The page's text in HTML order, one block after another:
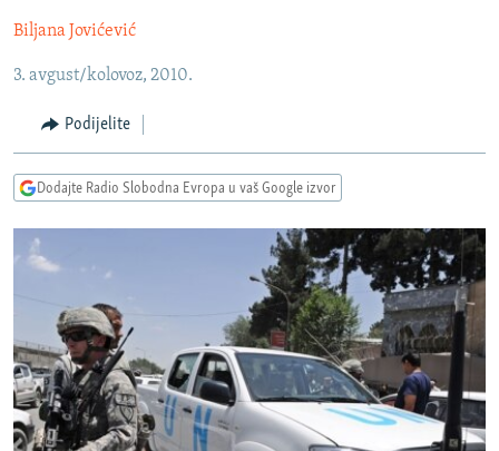
na
navigaciju
Pređite
pretragu
KOSOVO
CRNA GORA
VIZUELNO
FOTOGALERIJE
PODCASTI
RAT U UKRAJINI
KINA NA BALKANU
RSE PRIČE IZ SVIJETA
ISPRIČAJ MI
DNEVNO@RSE
SPECIJALI RSE
VIŠE OD NASLOVA
Biljana Jovićević
3. avgust/kolovoz, 2010.
Podijelite
Dodajte Radio Slobodna Evropa u vaš Google izvor